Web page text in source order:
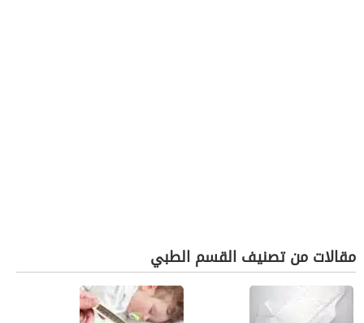
مقالات من تصنيف القسم الطبي